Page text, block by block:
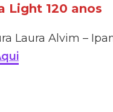
Light 120 anos
Laura Alvim –